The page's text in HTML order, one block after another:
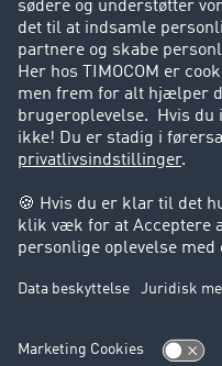
Success Stories
Support
Support
Juridiske forhold
Kolofon
Brugerbetingelser